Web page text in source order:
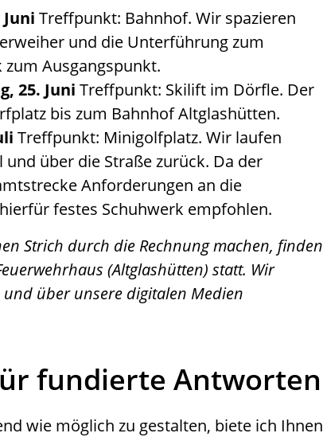
Treffpunkt: Bahnhof. Wir spazieren
und die Unterführung zum
zum Ausgangspunkt.
25. Juni Treffpunkt: Skilift im Dörfle. Der
bis zum Bahnhof Altglashütten.
Treffpunkt: Minigolfplatz. Wir laufen
über die Straße zurück. Da der
Anforderungen an die
festes Schuhwerk empfohlen.
Strich durch die Rechnung machen, finden
(Altglashütten) statt. Wir
über unsere digitalen Medien
fundierte Antworten
wie möglich zu gestalten, biete ich Ihnen